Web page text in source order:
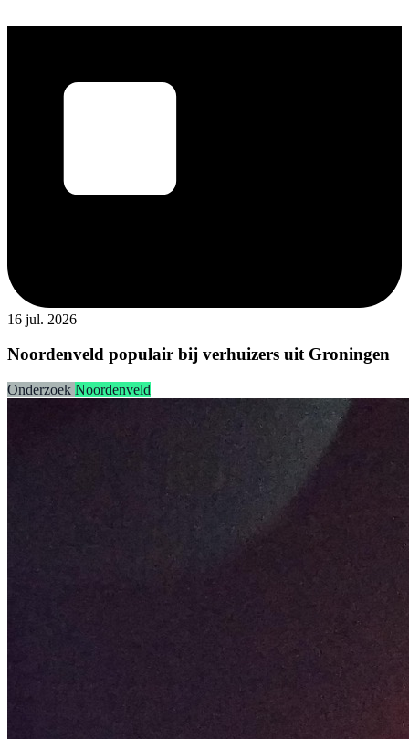
16 jul. 2026
Noordenveld populair bij verhuizers uit Groningen
Onderzoek Noordenveld